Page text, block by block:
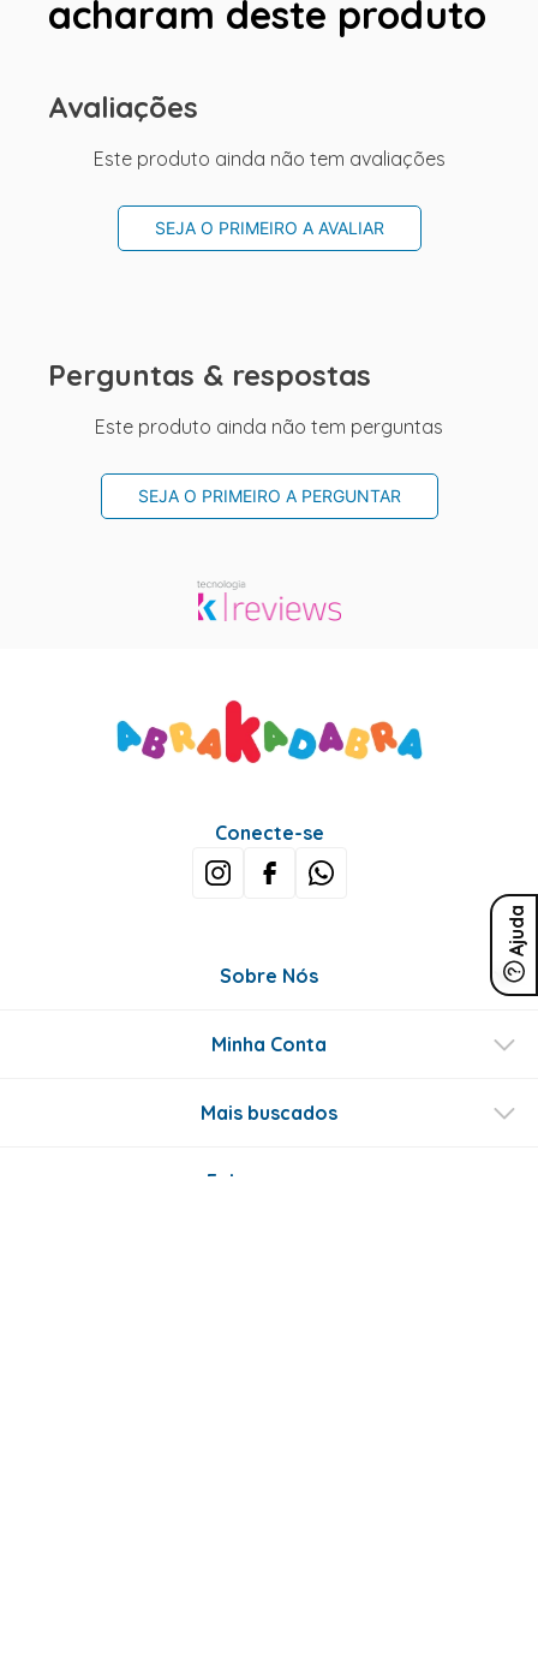
acharam deste produto
Avaliações
Este produto ainda não tem avaliações
SEJA O PRIMEIRO A AVALIAR
Perguntas & respostas
Este produto ainda não tem perguntas
SEJA O PRIMEIRO A PERGUNTAR
Ajuda
Conecte-se
Sobre Nós
Minha Conta
Mais buscados
Fale conosco